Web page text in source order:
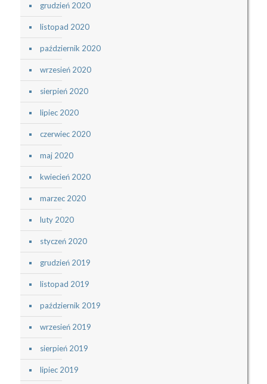
grudzień 2020
listopad 2020
październik 2020
wrzesień 2020
sierpień 2020
lipiec 2020
czerwiec 2020
maj 2020
kwiecień 2020
marzec 2020
luty 2020
styczeń 2020
grudzień 2019
listopad 2019
październik 2019
wrzesień 2019
sierpień 2019
lipiec 2019